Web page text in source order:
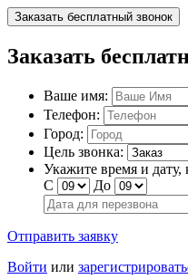
Заказать бесплатный звонок
Заказать
Ваше имя:
Телефон:
Город:
Цель звонка:
Укажите время и дату,
С
До
Отправить заявку
Войти или